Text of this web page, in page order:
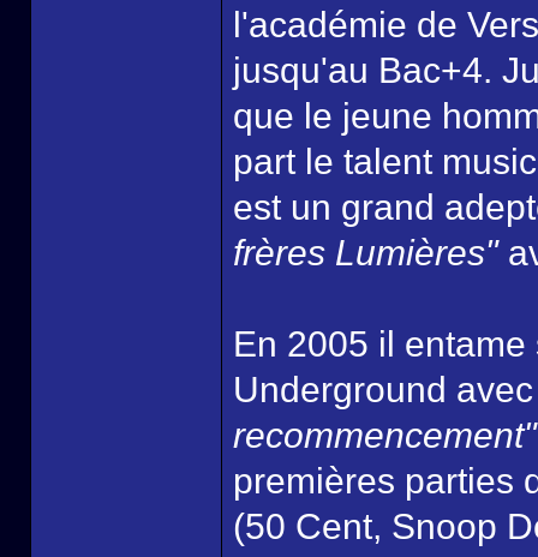
l'académie de
jusqu'au Bac+4.
que le jeune
part le talent
est un grand
frères Lumières"
En 2005 il
Underground
recommencement"
premières parties
(50 Cent, Snoop